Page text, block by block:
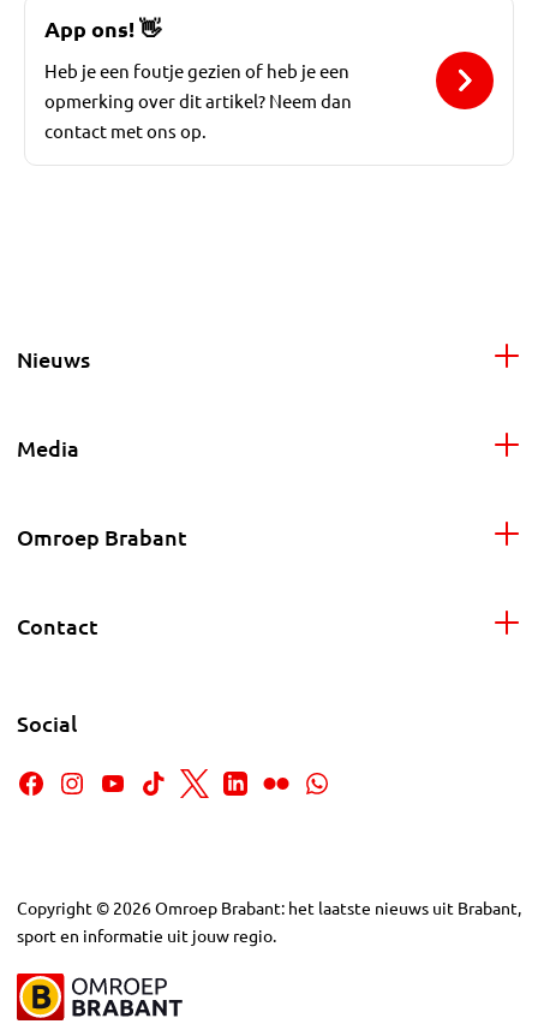
App ons!👋
Heb je een foutje gezien of heb je een
opmerking over dit artikel? Neem dan
contact met ons op.
Nieuws
Media
Omroep Brabant
Contact
Social
Copyright © 2026Omroep Brabant: het laatste nieuws uit Brabant,
sport en informatie uit jouw regio.